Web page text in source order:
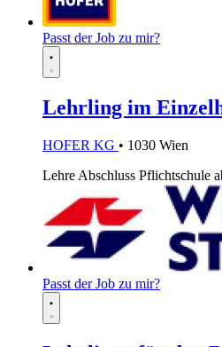
Passt der Job zu mir?
Lehrling im
HOFER KG • 1030 Wien
Lehre Abschluss Pflichtschule
Passt der Job zu mir?